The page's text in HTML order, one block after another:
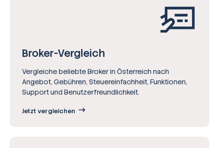
Broker-Vergleich
Vergleiche beliebte Broker in Österreich nach
Angebot, Gebühren, Steuereinfachheit, Funktionen,
Support und Benutzerfreundlichkeit.
Jetzt vergleichen